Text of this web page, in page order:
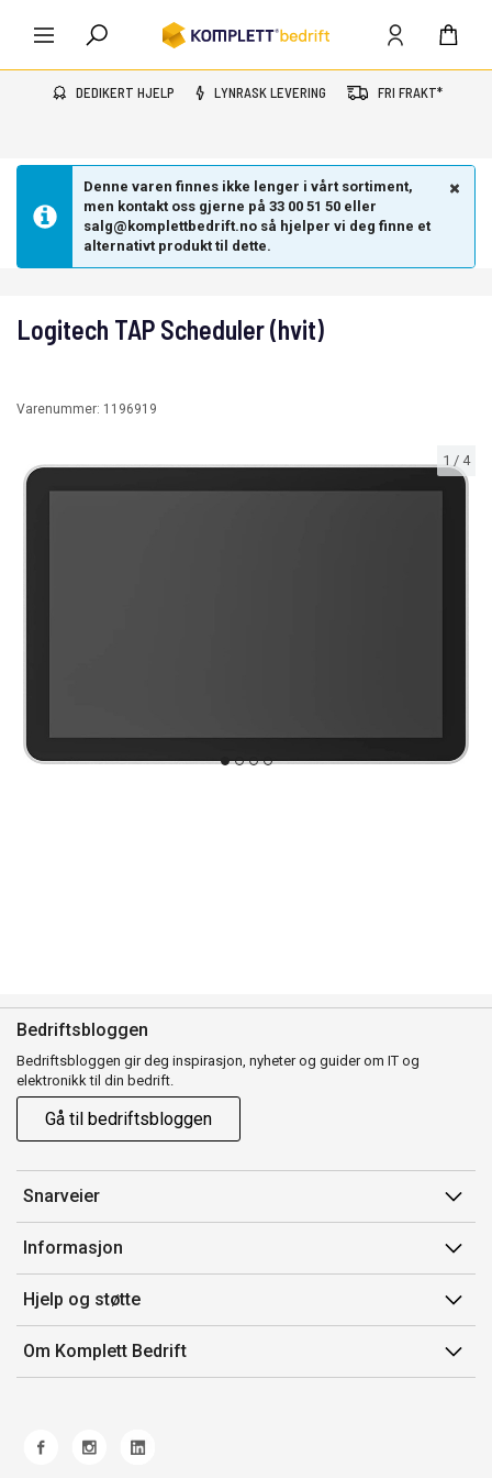
DEDIKERT HJELP LYNRASK LEVERING FRI FRAKT*
Denne varen finnes ikke lenger i vårt sortiment,
men kontakt oss gjerne på 33 00 51 50 eller
salg@komplettbedrift.no så hjelper vi deg finne et
alternativt produkt til dette.
1 / 4
Logitech TAP Scheduler (hvit)
Varenummer: 1196919
Bedriftsbloggen
Bedriftsbloggen gir deg inspirasjon, nyheter og guider om IT og
elektronikk til din bedrift.
Gå til bedriftsbloggen
Snarveier
Min side
Ordreoversikt
Mine produkter
Informasjon
Salgsbetingelser
Avtalevilkår for Komplett Bedrift Pluss
Produsenter
Hjelp og støtte
Kontakt oss
Retur
Ofte stilte spørsmål
Om Komplett Bedrift